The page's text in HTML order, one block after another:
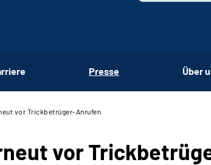
Presse Über
vor Trickbetrüger-Anrufen
vor